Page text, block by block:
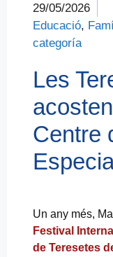
29/05/2026
Educació,
categoría
Les
Centre
Un any més,
Festival
de Teresetes